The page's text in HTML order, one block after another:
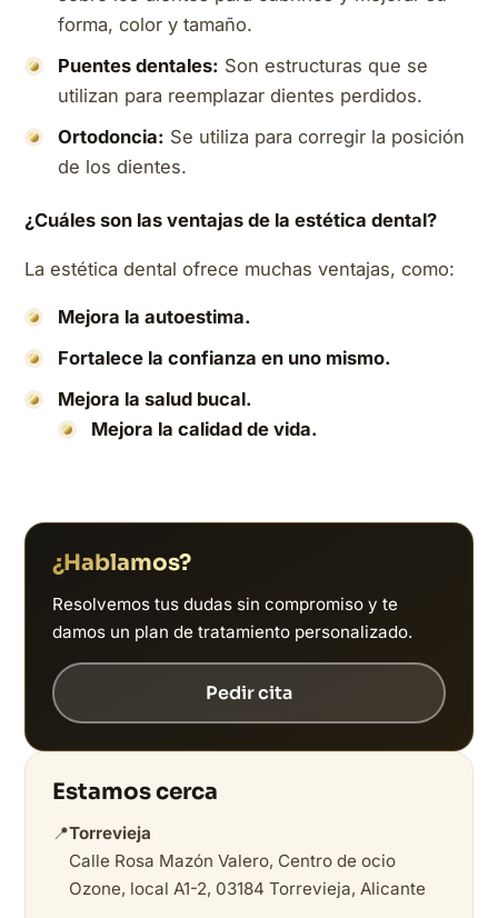
forma, color y tamaño.
Puentes dentales: Son estructuras que se
utilizan para reemplazar dientes perdidos.
Ortodoncia: Se utiliza para corregir la posición
de los dientes.
¿Cuáles son las ventajas de la estética dental?
La estética dental ofrece muchas ventajas, como:
Mejora la autoestima.
Fortalece la confianza en uno mismo.
Mejora la salud bucal.
Mejora la calidad de vida.
¿Hablamos?
Resolvemos tus dudas sin compromiso y te
damos un plan de tratamiento personalizado.
Pedir cita
Estamos cerca
📍Torrevieja
Calle Rosa Mazón Valero, Centro de ocio
Ozone, local A1-2, 03184 Torrevieja, Alicante